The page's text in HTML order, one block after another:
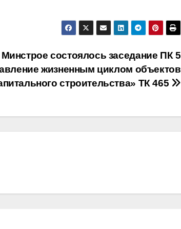
состоялось заседание ПК 5
жизненным циклом объектов
строительства» ТК 465